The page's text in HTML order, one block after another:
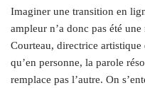
Imaginer une transition en
ampleur n’a donc pas été
Courteau, directrice artistique
qu’en personne, la parole
remplace pas l’autre. On